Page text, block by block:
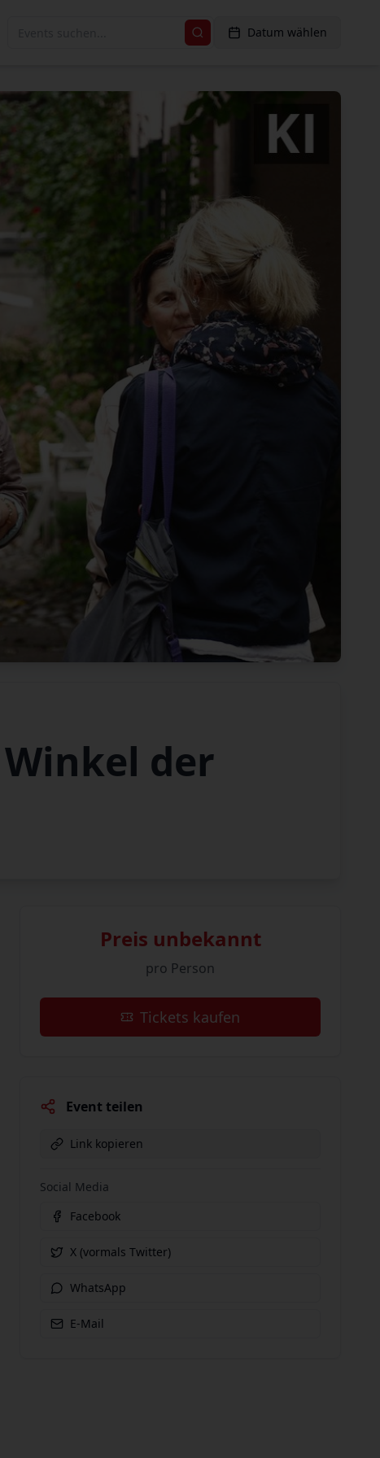
Datum wählen
der
Preis unbekannt
pro Person
Tickets kaufen
Event teilen
Link kopieren
Social Media
Facebook
X (vormals Twitter)
WhatsApp
E-Mail